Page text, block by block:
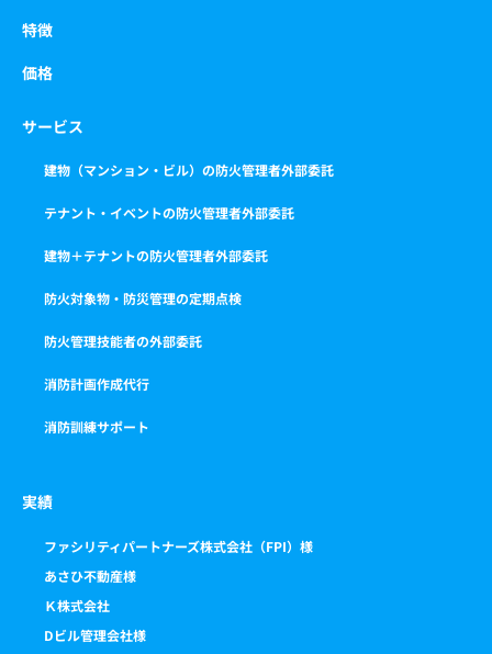
特徴
価格
サービス
建物（マンション・ビル）の防火管理者外部委託
テナント・イベントの防火管理者外部委託
建物＋テナントの防火管理者外部委託
防火対象物・防災管理の定期点検
防火管理技能者の外部委託
消防計画作成代行
消防訓練サポート
実績
ファシリティパートナーズ株式会社（FPI）様
あさひ不動産様
Ｋ株式会社
Dビル管理会社様